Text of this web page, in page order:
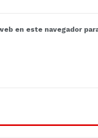
en este navegador